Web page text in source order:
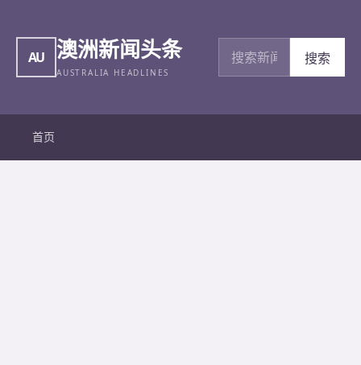
AU 澳洲新闻头条
AUSTRALIA HEADLINES
搜索新闻
搜索
首页